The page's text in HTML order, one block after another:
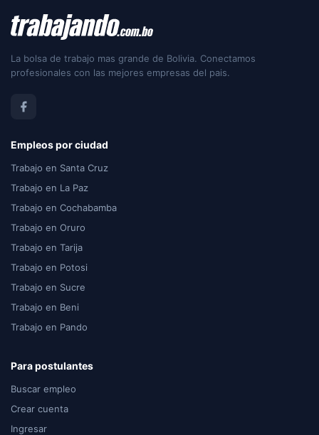
La bolsa de trabajo mas grande de Bolivia. Conectamos
profesionales con las mejores empresas del pais.
Empleos por ciudad
Trabajo en Santa Cruz
Trabajo en La Paz
Trabajo en Cochabamba
Trabajo en Oruro
Trabajo en Tarija
Trabajo en Potosi
Trabajo en Sucre
Trabajo en Beni
Trabajo en Pando
Para postulantes
Buscar empleo
Crear cuenta
Ingresar